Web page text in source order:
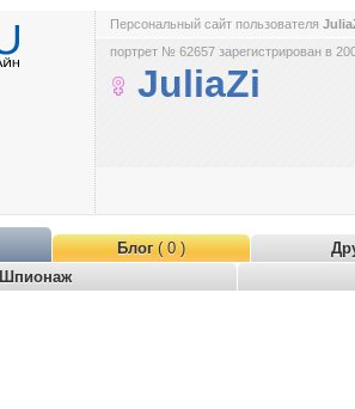
Персональный сайт пользователя
портрет № 62657 зарегистрирован в
JuliaZi
Блог( 0 )
Шпионаж